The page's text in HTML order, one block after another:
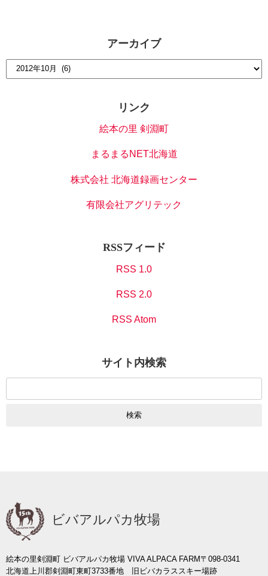
アーカイブ
リンク
絵本の里 剣淵町
まるまるNET北海道
株式会社 北海道録画センター
有限会社アグリテック
RSSフィード
RSS 1.0
RSS 2.0
RSS Atom
サイト内検索
ビバアルパカ牧場
絵本の里剣淵町 ビバアルパカ牧場 VIVA ALPACA FARM〒098-0341
北海道上川郡剣淵町東町3733番地 旧ビバカラススキー場跡